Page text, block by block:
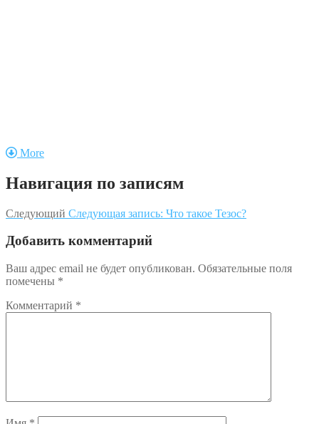
More
Навигация по записям
Следующий Следующая запись: Что такое Тезос?
Добавить комментарий
Ваш адрес email не будет опубликован. Обязательные поля
помечены *
Комментарий *